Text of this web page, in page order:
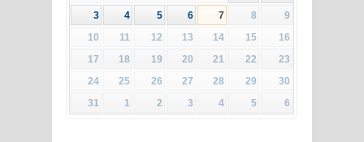
3
4 5 6 7 8
9
10
11 12 13 14 15
16
17
18 19 20 21 22
23
24
25 26 27 28 29
30
31
1 2 3 4 5 6